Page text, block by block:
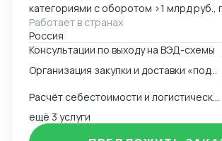
категориями с оборотом >1 млрд руб.,
понимание коммерческой стороны
Ключевые компетенции: —
цикла ВЭД «под ключ»: от поиска
доставки на склад клиента — Работа с
поставщиками: переговоры, контроль
оплата — Таможенное оформление,
сертификации, подготовка документов
Международная логистика: поиск
Работает в странах
Россия
Консультации по выходу на ВЭД-схемы
ещё 3 услуги